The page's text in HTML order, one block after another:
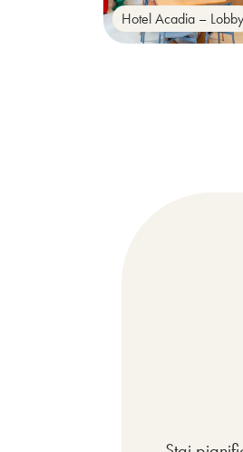
Hotel Acadia – Lobby